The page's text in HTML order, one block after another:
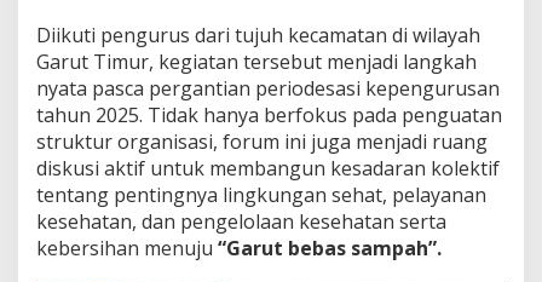
a
n
S
e
h
a
t
P
e
r
k
Diikuti pengurus dari tujuh kecamatan di wilayah
Garut Timur, kegiatan tersebut menjadi langkah
nyata pasca pergantian periodesasi kepengurusan
tahun 2025. Tidak hanya berfokus pada penguatan
struktur organisasi, forum ini juga menjadi ruang
diskusi aktif untuk membangun kesadaran kolektif
tentang pentingnya lingkungan sehat, pelayanan
kesehatan, dan pengelolaan kesehatan serta
kebersihan menuju “Garut bebas sampah”.